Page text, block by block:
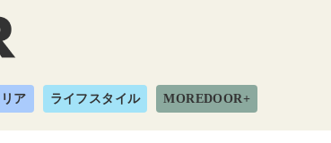
ア ライフスタイル MOREDOOR+